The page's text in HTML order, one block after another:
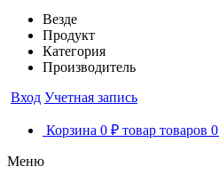
Везде
Продукт
Категория
Производитель
Вход Учетная запись
Корзина 0 ₽ товар товаров 0
Меню